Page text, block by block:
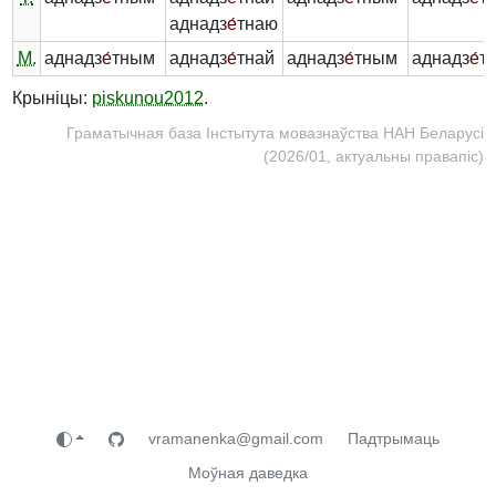
аднадзе́тнаю
М. аднадзе́тным аднадзе́тнай аднадзе́тным аднадзе́
Крыніцы: piskunou2012.
Граматычная база Інстытута мовазнаўства НАН Беларусі
(2026/01, актуальны правапіс)
vramanenka@gmail.com
Падтрымаць
Моўная даведка